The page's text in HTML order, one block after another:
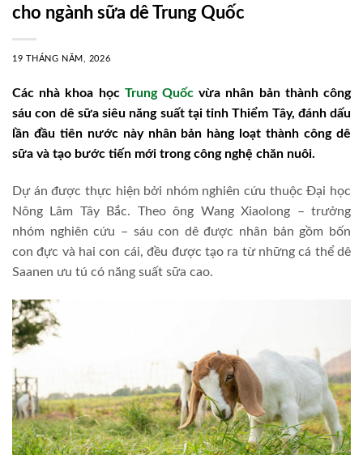
cho ngành sữa dê Trung Quốc
19 THÁNG NĂM, 2026
Các nhà khoa học Trung Quốc vừa nhân bản thành công
sáu con dê sữa siêu năng suất tại tỉnh Thiểm Tây, đánh dấu
lần đầu tiên nước này nhân bản hàng loạt thành công dê
sữa và tạo bước tiến mới trong công nghệ chăn nuôi.
Dự án được thực hiện bởi nhóm nghiên cứu thuộc Đại học
Nông Lâm Tây Bắc. Theo ông Wang Xiaolong – trưởng
nhóm nghiên cứu – sáu con dê được nhân bản gồm bốn
con đực và hai con cái, đều được tạo ra từ những cá thể dê
Saanen ưu tú có năng suất sữa cao.